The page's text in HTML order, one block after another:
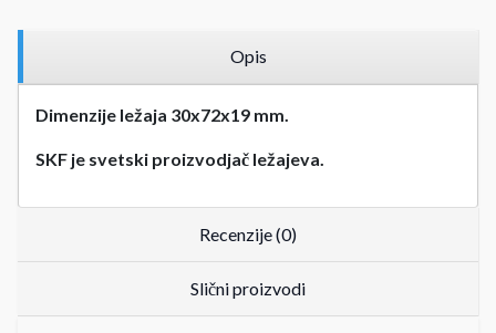
Opis
Dimenzije ležaja 30x72x19 mm.
SKF je svetski proizvodjač ležajeva.
Recenzije (0)
Slični proizvodi